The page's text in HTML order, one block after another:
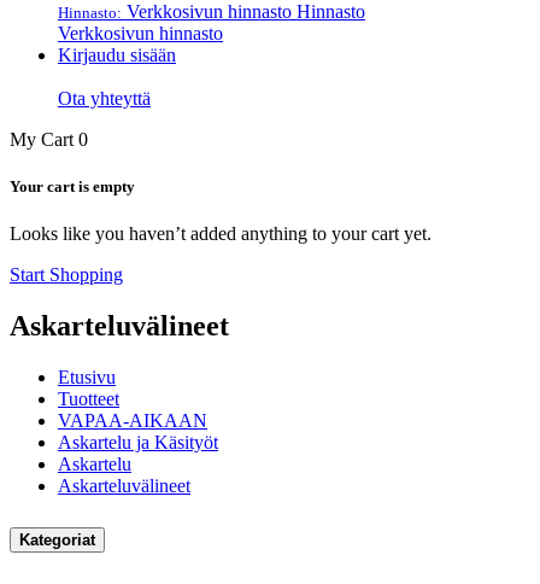
Hinnasto: Verkkosivun hinnasto Hinnasto
Verkkosivun hinnasto
Kirjaudu sisään
Ota yhteyttä
My Cart 0
Your cart is empty
Looks like you haven’t added anything to your cart yet.
Start Shopping
Askarteluvälineet
Etusivu
Tuotteet
VAPAA-AIKAAN
Askartelu ja Käsityöt
Askartelu
Askarteluvälineet
Kategoriat